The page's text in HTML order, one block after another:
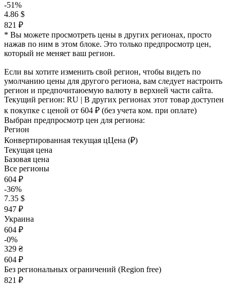
-51%
4.86 $
821 ₽
* Вы можете просмотреть цены в других регионах, просто
нажав по ним в этом блоке. Это только предпросмотр цен,
который не меняет ваш регион.
Если вы хотите изменить свой регион, чтобы видеть по
умолчанию цены для другого региона, вам следует настроить
регион и предпочитаюемую валюту в верхней части сайта.
Текущий регион: RU | В других регионах этот товар доступен
к покупке с ценой от 604 ₽ (без учета ком. при оплате)
Выбран предпросмотр цен для региона:
Регион
Конвертированная текущая цЦена (₽)
Текущая цена
Базовая цена
Все регионы
604 ₽
-36%
7.35 $
947 ₽
Украина
604 ₽
-0%
329 ₴
604 ₽
Без региональных ограничений (Region free)
821 ₽